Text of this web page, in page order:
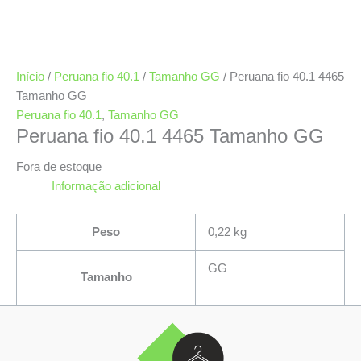
Início / Peruana fio 40.1 / Tamanho GG / Peruana fio 40.1 4465
Tamanho GG
Peruana fio 40.1 , Tamanho GG
Peruana fio 40.1 4465 Tamanho GG
Fora de estoque
Informação adicional
Peso 0,22 kg
Tamanho
GG